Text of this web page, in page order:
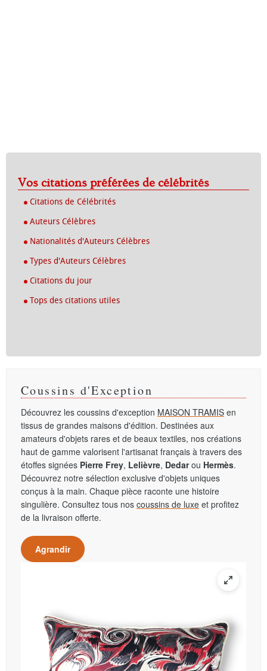
Vos citations préférées de célébrités
Citations de Célébrités
Auteurs Célèbres
Nationalités d'Auteurs Célèbres
Types d'Auteurs Célèbres
Citations du jour
Tops des citations utiles
Coussins d'Exception
Découvrez les coussins d'exception MAISON TRAMIS en
tissus de grandes maisons d'édition. Destinées aux
amateurs d'objets rares et de beaux textiles, nos créations
haut de gamme valorisent l'artisanat français à travers des
étoffes signées Pierre Frey, Lelièvre, Dedarou Hermès.
Découvrez notre sélection exclusive d'objets uniques
conçus à la main. Chaque pièce raconte une histoire
singulière. Consultez tous nos coussins de luxe et profitez
de la livraison offerte.
Agrandir